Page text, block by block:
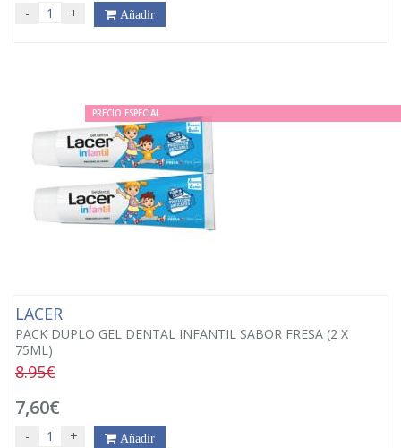
- + Añadir
PRECIO ESPECIAL
LACER
PACK DUPLO GEL DENTAL INFANTIL SABOR FRESA (2 X
75ML)
8.95€
7,60€
- + Añadir